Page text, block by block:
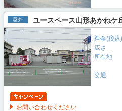
屋外 ユースペース山形あかねケ
料金(税込)
広さ
所在地
交通
お問い合わせください